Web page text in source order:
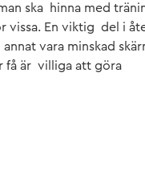
ska hinna med
vissa. En viktig del i
vara minskad
få är villiga att göra